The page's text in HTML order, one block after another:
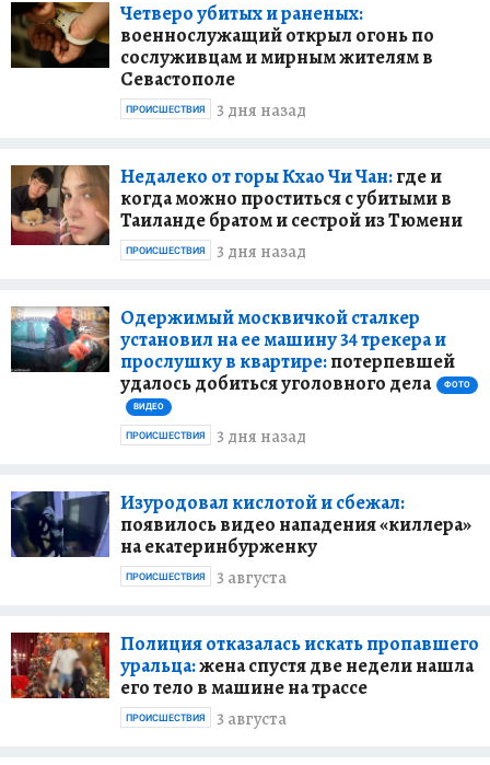
Четверо убитых и раненых:
военнослужащий открыл огонь по
сослуживцам и мирным жителям в
Севастополе
3 дня назад
ПРОИСШЕСТВИЯ
Недалеко от горы Кхао Чи Чан:где и
когда можно проститься с убитыми в
Таиланде братом и сестрой из Тюмени
3 дня назад
ПРОИСШЕСТВИЯ
Одержимый москвичкой сталкер
установил на ее машину 34 трекера и
прослушку в квартире:потерпевшей
удалось добиться уголовного дела
ФОТО
ВИДЕО
3 дня назад
ПРОИСШЕСТВИЯ
Изуродовал кислотой и сбежал:
появилось видео нападения «киллера»
на екатеринбурженку
3 августа
ПРОИСШЕСТВИЯ
Полиция отказалась искать пропавшего
уральца:жена спустя две недели нашла
его тело в машине на трассе
3 августа
ПРОИСШЕСТВИЯ